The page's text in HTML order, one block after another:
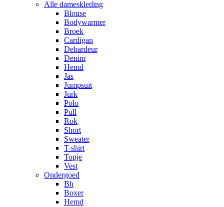
Alle dameskleding
Blouse
Bodywarmer
Broek
Cardigan
Debardeur
Denim
Hemd
Jas
Jumpsuit
Jurk
Polo
Pull
Rok
Short
Sweater
T-shirt
Topje
Vest
Ondergoed
Bh
Boxer
Hemd